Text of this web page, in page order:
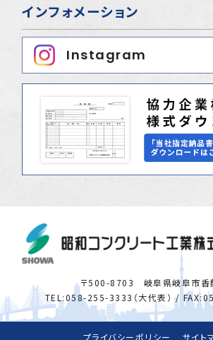
インフォメーション
Instagram
〒500-8703 岐阜県岐阜市香
TEL:058-255-3333（大代表） /
プライバシーポリシー サイト